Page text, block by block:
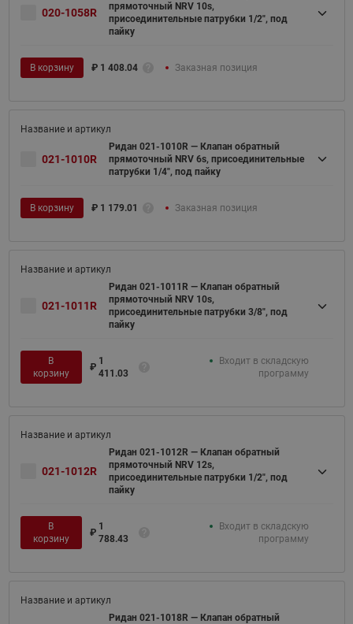
020-1058R
прямоточный NRV 10s,
присоединительные патрубки 1/2", под
пайку
В корзину ₽ 1 408.04 Заказная позиция
021-1010R
Ридан 021-1010R — Клапан обратный
прямоточный NRV 6s, присоединительные
патрубки 1/4", под пайку
В корзину ₽ 1 179.01 Заказная позиция
021-1011R
Ридан 021-1011R — Клапан обратный
прямоточный NRV 10s,
присоединительные патрубки 3/8", под
пайку
В
корзину
₽
1
411.03
Входит в складскую
программу
021-1012R
Ридан 021-1012R — Клапан обратный
прямоточный NRV 12s,
присоединительные патрубки 1/2", под
пайку
В
корзину
₽
1
788.43
Входит в складскую
программу
Ридан 021-1018R — Клапан обратный